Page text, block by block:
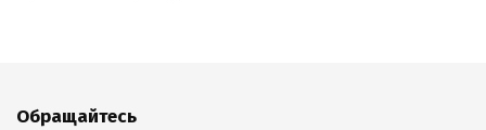
Обращайтесь